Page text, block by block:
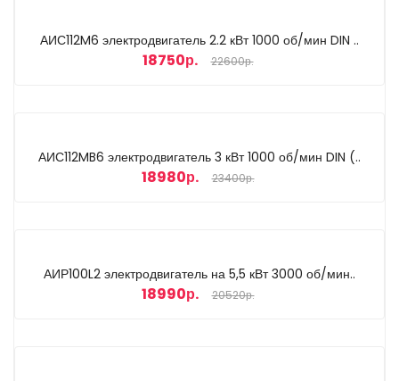
АИС112M6 электродвигатель 2.2 кВт 1000 об/мин DIN ..
18750р. 22600р.
АИС112MB6 электродвигатель 3 кВт 1000 об/мин DIN (..
18980р. 23400р.
АИР100L2 электродвигатель на 5,5 кВт 3000 об/мин..
18990р. 20520р.